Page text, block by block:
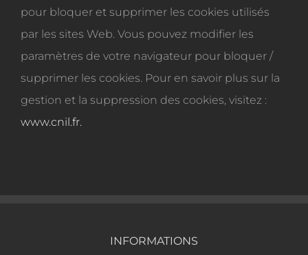
pour bloquer et supprimer les cookies utilisés
par les sites Web. Vous pouvez modifier les
paramètres de votre navigateur pour bloquer /
supprimer les cookies. Pour en savoir plus sur la
gestion et la suppression des cookies, visitez :
www.cnil.fr.
INFORMATIONS